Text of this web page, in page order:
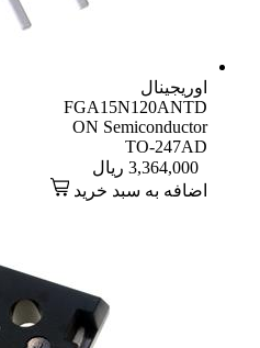
اوریجینال
FGA15N120ANTD
ON Semiconductor
TO-247AD
3,364,000 ریال
اضافه به سبد خرید